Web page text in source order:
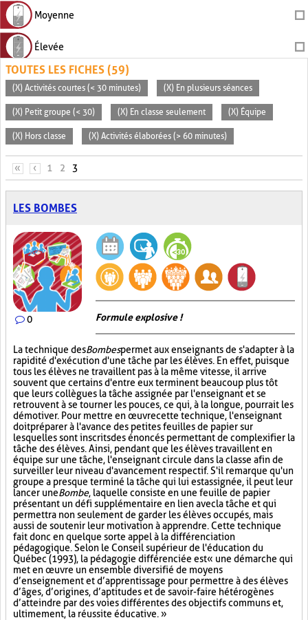
Moyenne
Élevée
TOUTES LES FICHES (59)
(X) Activités courtes (< 30 minutes) (X) En plusieurs séances
(X) Petit groupe (< 30) (X) En classe seulement (X) Équipe
(X) Hors classe (X) Activités élaborées (> 60 minutes)
PAGES
« ‹ 1 2 3
LES BOMBES
0 Formule explosive !
La technique desBombespermet aux enseignants de s'adapter à la
rapidité d'exécution d'une tâche par les élèves. En effet, puisque
tous les élèves ne travaillent pas à la même vitesse, il arrive
souvent que certains d'entre eux terminent beaucoup plus tôt
que leurs collègues la tâche assignée par l'enseignant et se
retrouvent à se tourner les pouces, ce qui, à la longue, pourrait les
démotiver. Pour mettre en œuvre cette technique, l'enseignant
doit préparer à l'avance des petites feuilles de papier sur
lesquelles sont inscrits des énoncés permettant de complexifier la
tâche des élèves. Ainsi, pendant que les élèves travaillent en
équipe sur une tâche, l'enseignant circule dans la classe afin de
surveiller leur niveau d'avancement respectif. S'il remarque qu'un
groupe a presque terminé la tâche qui lui est assignée, il peut leur
lancer uneBombe, laquelle consiste en une feuille de papier
présentant un défi supplémentaire en lien avec la tâche et qui
permettra non seulement de garder les élèves occupés, mais
aussi de soutenir leur motivation à apprendre. Cette technique
fait donc en quelque sorte appel à la différenciation
pédagogique. Selon le Conseil supérieur de l'éducation du
Québec (1993), la pédagogie différenciée est « une démarche qui
met en œuvre un ensemble diversifié de moyens
d’enseignement et d’apprentissage pour permettre à des élèves
d’âges, d’origines, d’aptitudes et de savoir-faire hétérogènes
d’atteindre par des voies différentes des objectifs communs et,
ultimement, la réussite éducative. »